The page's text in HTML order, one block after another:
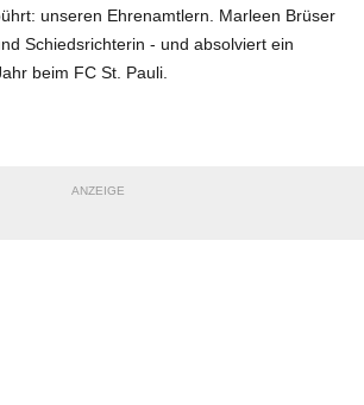
unseren Ehrenamtlern. Marleen Brüser
Schiedsrichterin - und absolviert ein
beim FC St. Pauli.
ANZEIGE